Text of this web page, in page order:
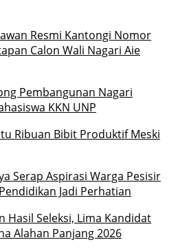
Resmi Kantongi Nomor
Calon Wali Nagari Aie
Pembangunan Nagari
KKN UNP
Ribuan Bibit Produktif Meski
Serap Aspirasi Warga Pesisir
Jadi Perhatian
Hasil Seleksi, Lima Kandidat
Alahan Panjang 2026